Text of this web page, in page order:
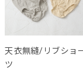
天衣無縫/リブショ
ツ